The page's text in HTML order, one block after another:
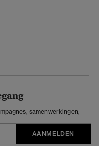
samenwerkingen,
AANMELDEN